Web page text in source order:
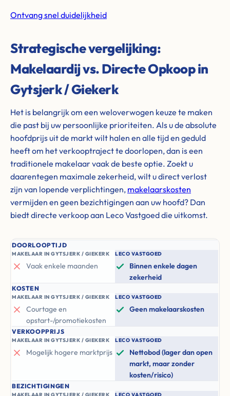
Ontvang snel duidelijkheid
Strategische vergelijking:
Makelaardij vs. Directe Opkoop in
Gytsjerk / Giekerk
Het is belangrijk om een weloverwogen keuze te maken
die past bij uw persoonlijke prioriteiten. Als u de absolute
hoofdprijs uit de markt wilt halen en alle tijd en geduld
heeft om het verkooptraject te doorlopen, dan is een
traditionele makelaar vaak de beste optie. Zoekt u
daarentegen maximale zekerheid, wilt u direct verlost
zijn van lopende verplichtingen, makelaarskosten
vermijden en geen bezichtigingen aan uw hoofd? Dan
biedt directe verkoop aan Leco Vastgoed die uitkomst.
DOORLOOPTIJD
MAKELAAR IN GYTSJERK / GIEKERK
Vaak enkele maanden
LECO VASTGOED
Binnen enkele dagen
zekerheid
KOSTEN
MAKELAAR IN GYTSJERK / GIEKERK
Courtage en
opstart-/promotiekosten
LECO VASTGOED
Geen makelaarskosten
VERKOOPPRIJS
MAKELAAR IN GYTSJERK / GIEKERK
Mogelijk hogere marktprijs
LECO VASTGOED
Nettobod (lager dan open
markt, maar zonder
kosten/risico)
BEZICHTIGINGEN